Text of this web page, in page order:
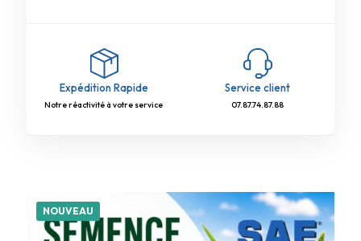
Expédition Rapide
Notre réactivité à votre service
Service client
07.87.74.87.88
NOUVEAU